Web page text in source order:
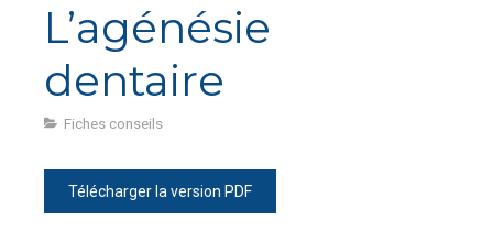
L’agénésie
dentaire
Fiches conseils
Télécharger la version PDF